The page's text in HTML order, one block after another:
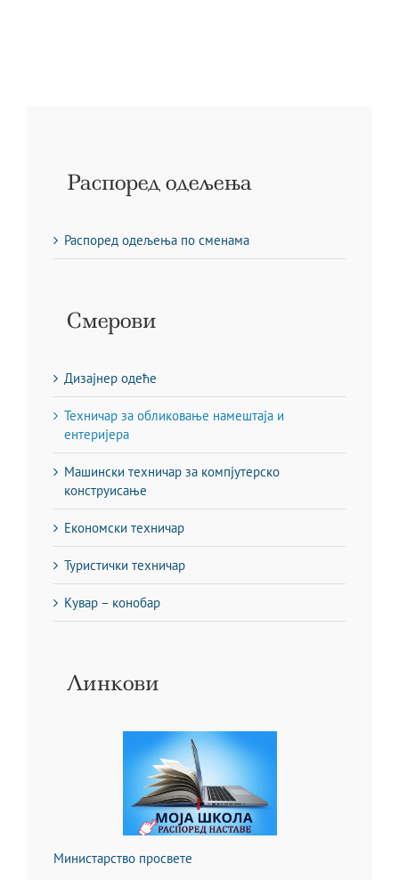
Распоред одељења
Распоред одељења по сменама
Смерови
Дизајнер одеће
Техничар за обликовање намештаја и
ентеријера
Машински техничар за компјутерско
конструисање
Економски техничар
Туристички техничар
Кувар – конобар
Линкови
Министарство просвете